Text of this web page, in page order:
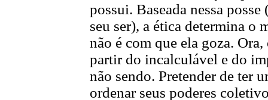
possui. Baseada nessa
seu ser), a ética determina o
não é com que ela goza.
partir do incalculável e do
não sendo. Pretender de ter
ordenar seus poderes